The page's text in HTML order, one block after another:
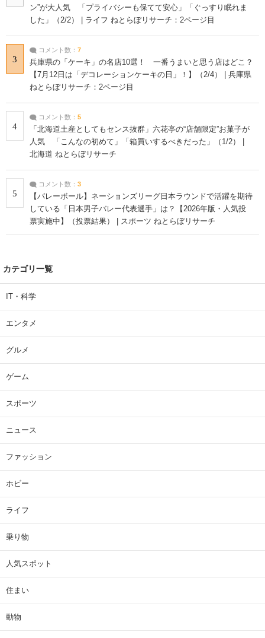
ン”が大人気 「プライバシーも保てて安心」「ぐっすり眠れま
した」（2/2） | ライフ ねとらぼリサーチ：2ページ目
3
コメント数： 7
兵庫県の「ケーキ」の名店10選！ 一番うまいと思う店はどこ？
【7月12日は「デコレーションケーキの日」！】（2/4） | 兵庫県
ねとらぼリサーチ：2ページ目
4
コメント数： 5
「北海道土産としてもセンス抜群」六花亭の“店舗限定”お菓子が
人気 「こんなの初めて」「箱買いするべきだった」（1/2） |
北海道 ねとらぼリサーチ
5
コメント数： 3
【バレーボール】ネーションズリーグ日本ラウンドで活躍を期待
している「日本男子バレー代表選手」は？【2026年版・人気投
票実施中】（投票結果） | スポーツ ねとらぼリサーチ
カテゴリ一覧
IT・科学
エンタメ
グルメ
ゲーム
スポーツ
ニュース
ファッション
ホビー
ライフ
乗り物
人気スポット
住まい
動物